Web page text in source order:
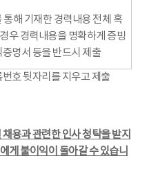
해 기재한 경력내용 전체 혹
우 경력내용을 명확하게 증빙
명서 등을 반드시 제출
호 뒷자리를 지우고 제출
용과 관련한 인사 청탁을 받지
게 불이익이 돌아갈 수 있습니